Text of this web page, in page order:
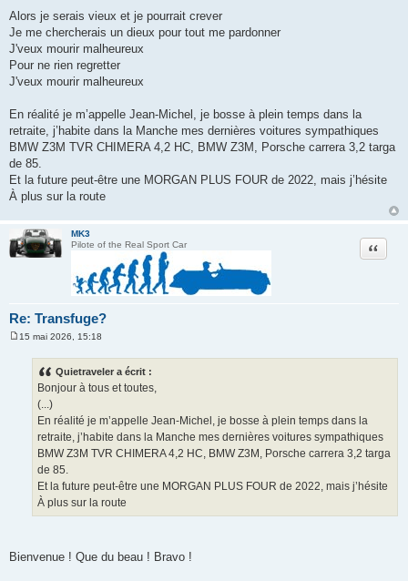
Alors je serais vieux et je pourrait crever
Je me chercherais un dieux pour tout me pardonner
J'veux mourir malheureux
Pour ne rien regretter
J'veux mourir malheureux
En réalité je m’appelle Jean-Michel, je bosse à plein temps dans la
retraite, j’habite dans la Manche mes dernières voitures sympathiques
BMW Z3M TVR CHIMERA 4,2 HC, BMW Z3M, Porsche carrera 3,2 targa
de 85.
Et la future peut-être une MORGAN PLUS FOUR de 2022, mais j’hésite
À plus sur la route
MK3
Pilote of the Real Sport Car
Re: Transfuge?
Citation
15 mai 2026, 15:18
Quietraveler a écrit :
Bonjour à tous et toutes,
(...)
En réalité je m’appelle Jean-Michel, je bosse à plein temps dans la
retraite, j’habite dans la Manche mes dernières voitures sympathiques
BMW Z3M TVR CHIMERA 4,2 HC, BMW Z3M, Porsche carrera 3,2 targa
de 85.
Et la future peut-être une MORGAN PLUS FOUR de 2022, mais j’hésite
À plus sur la route
Bienvenue ! Que du beau ! Bravo !